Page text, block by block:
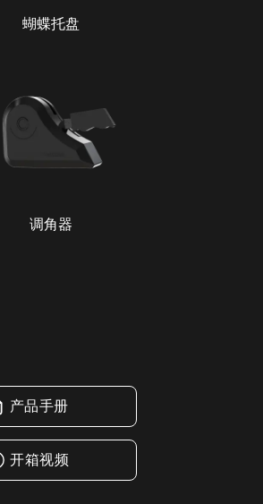
蝴蝶托盘
调角器
产品手册
开箱视频